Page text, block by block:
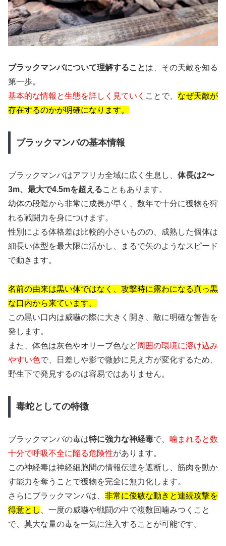
ブラックマンバについて理解することは、その天敵を知る
第一歩。
基本的な情報と生態を詳しく見ていく ことで、 なぜ天敵が
存在するのかが明確になります。
ブラックマンバの基本情報
ブラックマンバはアフリカ全域に広く生息し、 体長は2〜
3m、最大で4.5mを超えることもあります。
幼体の段階から非常に成長が早く、数年で十分に獲物を狩
れる戦闘力を身につけます。
性別による体格差は比較的小さいものの、成熟した個体は
細長い体型を最大限に活かし、まるで矢のようなスピード
で動きます。
名前の由来は黒い体ではなく、攻撃時に露わになる真っ黒
な口内から来ています。
この黒い口内は威嚇の際に大きく開き、敵に明確な警告を
発します。
また、体色は灰色やオリーブ色など周囲の環境に溶け込み
やすい色で、日差しや影で微妙に見え方が変化するため、
野生下で発見するのは容易ではありません。
毒蛇としての特徴
ブラックマンバの毒は特に強力な神経毒で、 噛まれると数
十分で呼吸不全に陥る危険性があります。
この神経毒は神経細胞間の情報伝達を遮断し、筋肉を動か
す能力を奪うことで獲物を完全に無力化します。
さらにブラックマンバは、 非常に俊敏な動きと連続攻撃を
得意とし
、一度の威嚇や戦闘の中で複数回噛みつくこと
で、莫大な量の毒を一気に注入することが可能です。